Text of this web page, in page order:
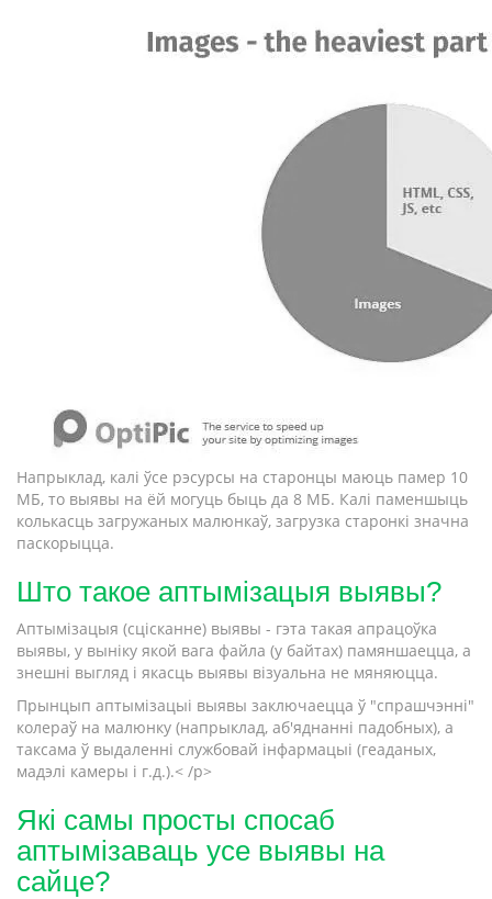
Напрыклад, калі ўсе рэсурсы на старонцы маюць памер 10
МБ, то выявы на ёй могуць быць да 8 МБ. Калі паменшыць
колькасць загружаных малюнкаў, загрузка старонкі значна
паскорыцца.
Што такое аптымізацыя выявы?
Аптымізацыя (сцісканне) выявы - гэта такая апрацоўка
выявы, у выніку якой вага файла (у байтах) памяншаецца, а
знешні выгляд і якасць выявы візуальна не мяняюцца.
Прынцып аптымізацыі выявы заключаецца ў "спрашчэнні"
колераў на малюнку (напрыклад, аб'яднанні падобных), а
таксама ў выдаленні службовай інфармацыі (геаданых,
мадэлі камеры і г.д.).< /p>
Які самы просты спосаб
аптымізаваць усе выявы на
сайце?